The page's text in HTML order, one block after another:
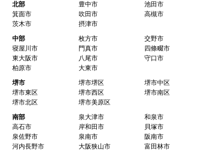
【その他感想・コメント】
工事は 丁寧に交換してもらいました。一点、工事
前日連絡が 19時以降だったのが ややマイナスポイ
ントでした。
サンタとチャボさん
2026年4月1日 11:02
欲しい商品をスムーズに注文できましたか？
ショップからの連絡や対応は適切でしたか？
北部
豊中市
池田市
箕面市
吹田市
高槻市
茨木市
摂津市
中部
枚方市
交野市
寝屋川市
門真市
四條畷市
東大阪市
八尾市
守口市
柏原市
大東市
堺市
堺市堺区
堺市中区
堺市東区
堺市西区
堺市南区
堺市北区
堺市美原区
南部
泉大津市
和泉市
高石市
岸和田市
貝塚市
泉佐野市
泉南市
阪南市
河内長野市
大阪狭山市
富田林市